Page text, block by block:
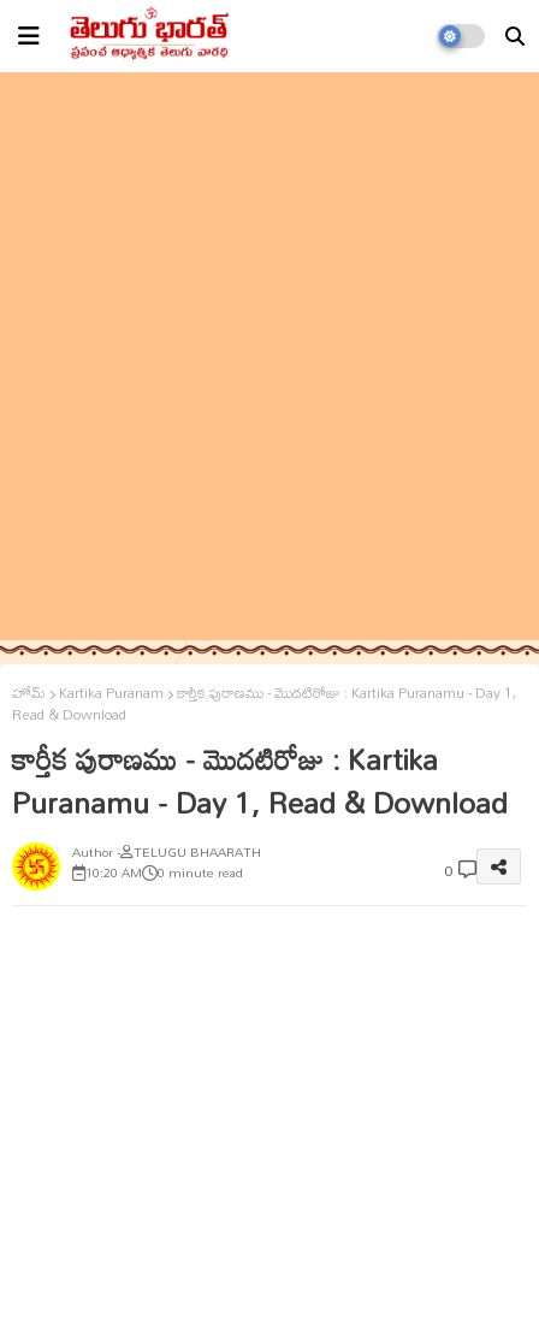
హోమ్ Kartika Puranam కార్తీక పురాణము - మొదటిరోజు : Kartika Puranamu - Day 1,
Read & Download
కార్తీక పురాణము - మొదటిరోజు : Kartika
Puranamu - Day 1, Read & Download
TELUGU BHAARATH
10:20 AM 0 minute read 0